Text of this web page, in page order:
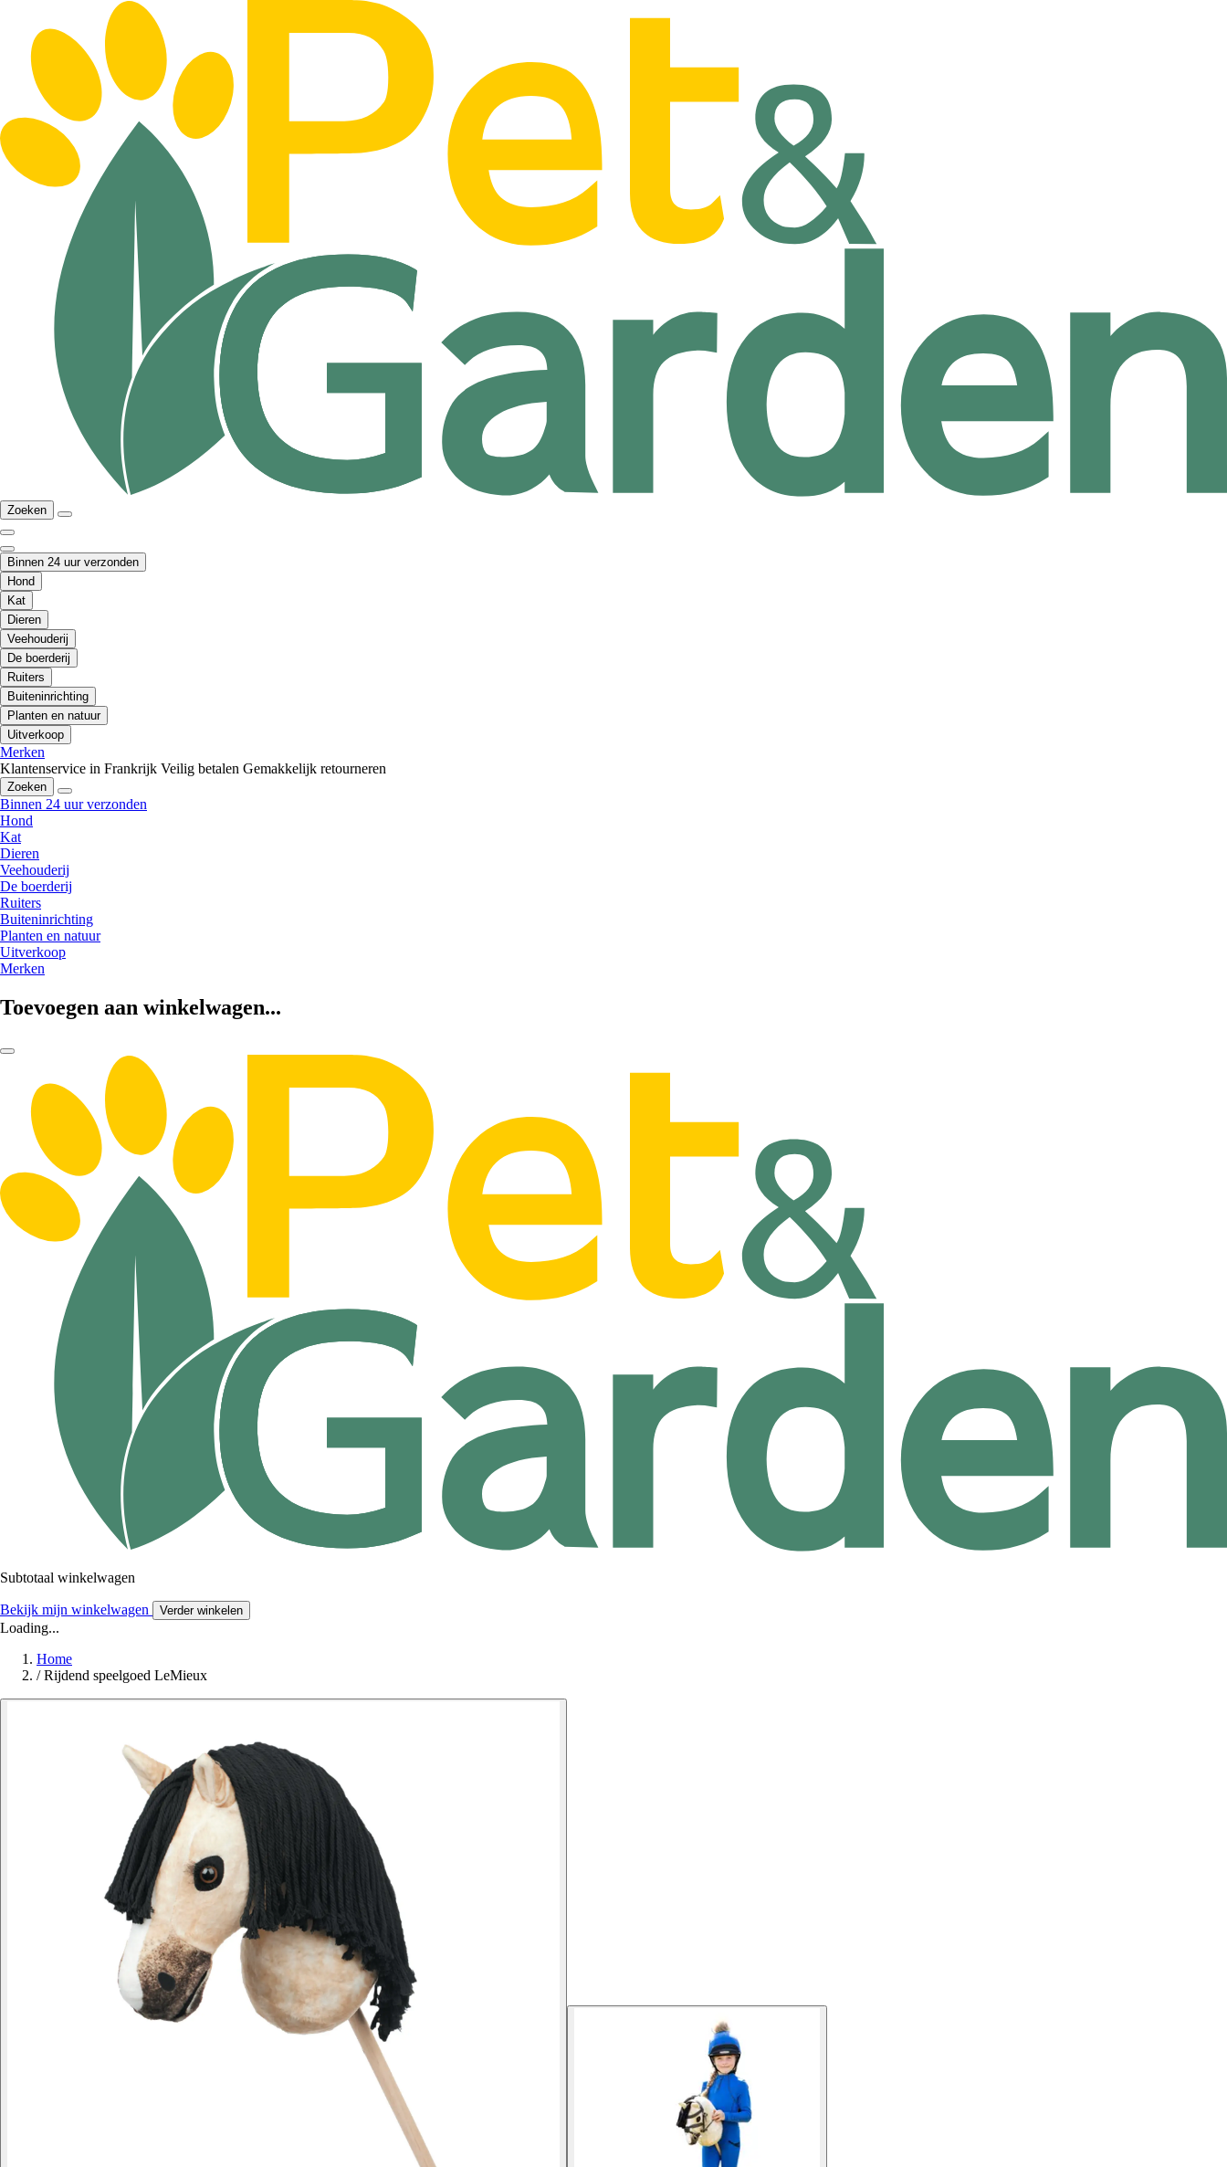
Zoeken
Binnen 24 uur verzonden
Hond
Kat
Dieren
Veehouderij
De boerderij
Ruiters
Buiteninrichting
Planten en natuur
Uitverkoop
Merken
Klantenservice in Frankrijk Veilig betalen Gemakkelijk retourneren
Zoeken
Binnen 24 uur verzonden
Hond
Kat
Dieren
Veehouderij
De boerderij
Ruiters
Buiteninrichting
Planten en natuur
Uitverkoop
Merken
Toevoegen aan winkelwagen...
Subtotaal winkelwagen
Bekijk mijn winkelwagen Verder winkelen
Loading...
Home
/ Rijdend speelgoed LeMieux